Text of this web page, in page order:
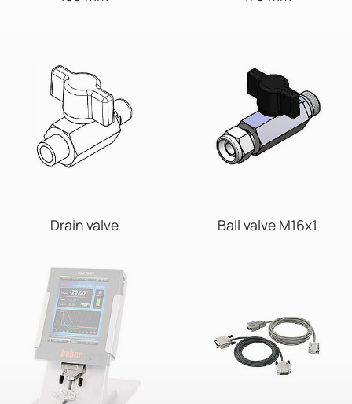
Drain valve Ball valve M16x1